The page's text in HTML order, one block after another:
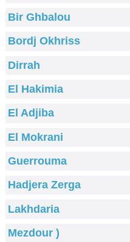
Bir Ghbalou
Bordj Okhriss
Dirrah
El Hakimia
El Adjiba
El Mokrani
Guerrouma
Hadjera Zerga
Lakhdaria
Mezdour )